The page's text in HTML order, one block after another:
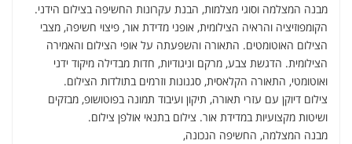
מבנה המצלמה וסוגי מצלמות, הבנת עקרונות החשיפה בצילום הידני.
הקומפוזיציה והראיה הצילומית, אופני מדידת אור, פיצוי חשיפה, מצבי
הצילום האוטומטים. התאורה והשפעתה על אופי הצילום והאמירה
הצילומית. הדגשת צבע, מרקם וניגודיות, חדות מבדילה מיקוד ידני
ואוטומטי, התאורה הקלאסית, סגנונות וזרמים בתולדות הצילום.
צילום דיוקן עם עזרי תאורה, תיקון ועיבוד תמונה בפוטושופ, מבזקים
ושיטות מקצועיות במדידת אור. צילום בתנאי אולפן צילום.
מבנה המצלמה, החשיפה הנכונה,